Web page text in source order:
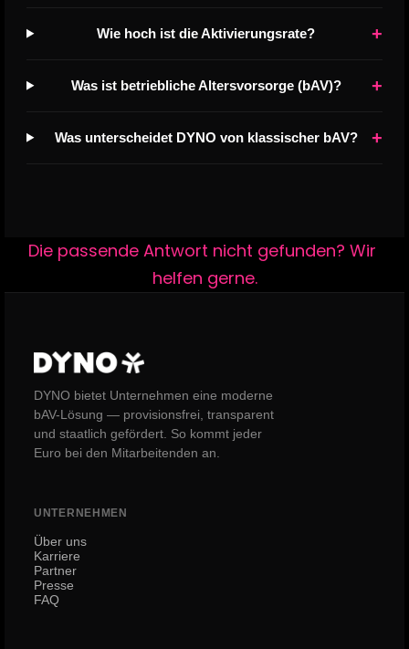
Wie hoch ist die Aktivierungsrate? +
Was ist betriebliche Altersvorsorge (bAV)? +
Was unterscheidet DYNO von klassischer bAV? +
Die passende Antwort nicht gefunden? Wir
helfen gerne.
DYNO bietet Unternehmen eine moderne
bAV-Lösung — provisionsfrei, transparent
und staatlich gefördert. So kommt jeder
Euro bei den Mitarbeitenden an.
UNTERNEHMEN
Über uns
Karriere
Partner
Presse
FAQ